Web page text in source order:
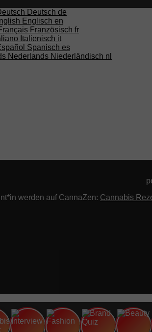
Deutsch de
Englisch en
Französisch fr
Italienisch it
Spanisch es
Nederlands Niederländisch nl
werden auf CannaZen: Cannabis